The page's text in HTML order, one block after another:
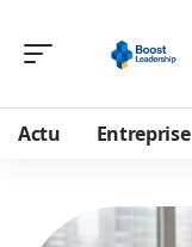
Actu Entreprise